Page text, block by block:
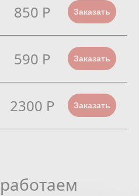
850 Р Заказать
590 Р Заказать
2300 Р Заказать